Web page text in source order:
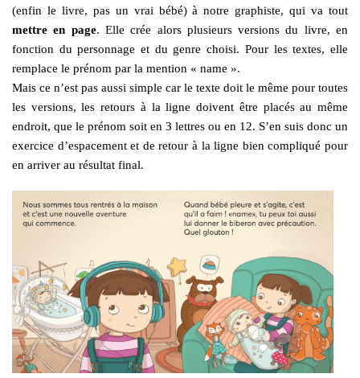
(enfin le livre, pas un vrai bébé) à notre graphiste, qui va tout
mettre en page. Elle crée alors plusieurs versions du livre, en
fonction du personnage et du genre choisi. Pour les textes, elle
remplace le prénom par la mention « name ».
Mais ce n’est pas aussi simple car le texte doit le même pour toutes
les versions, les retours à la ligne doivent être placés au même
endroit, que le prénom soit en 3 lettres ou en 12. S’en suis donc un
exercice d’espacement et de retour à la ligne bien compliqué pour
en arriver au résultat final.